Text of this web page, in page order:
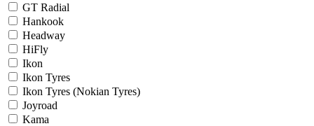
GT Radial
Hankook
Headway
HiFly
Ikon
Ikon Tyres
Ikon Tyres (Nokian Tyres)
Joyroad
Kama